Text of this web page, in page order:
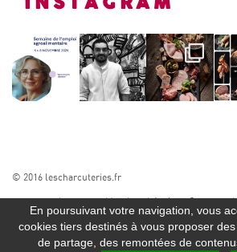
© 2016 lescharcuteries.fr
A propos Mentions Légales Contact
SUIVEZ-NOUS
En poursuivant votre navigation, vous
cookies tiers destinés à vous proposer
de partage, des remontées de